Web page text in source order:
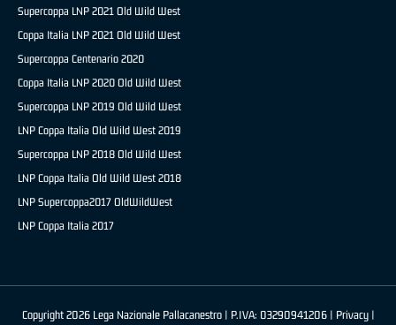
Supercoppa LNP 2021 Old Wild West
Coppa Italia LNP 2021 Old Wild West
Supercoppa Centenario 2020
Coppa Italia LNP 2020 Old Wild West
Supercoppa LNP 2019 Old Wild West
LNP Coppa Italia Old Wild West 2019
Supercoppa LNP 2018 Old Wild West
LNP Coppa Italia Old Wild West 2018
LNP Supercoppa2017 OldWildWest
LNP Coppa Italia 2017
Copyright 2026 Lega Nazionale Pallacanestro | P.IVA: 03290941206 | Privacy|